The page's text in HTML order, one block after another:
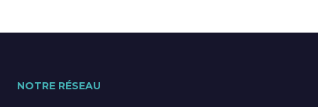
NOTRE RÉSEAU